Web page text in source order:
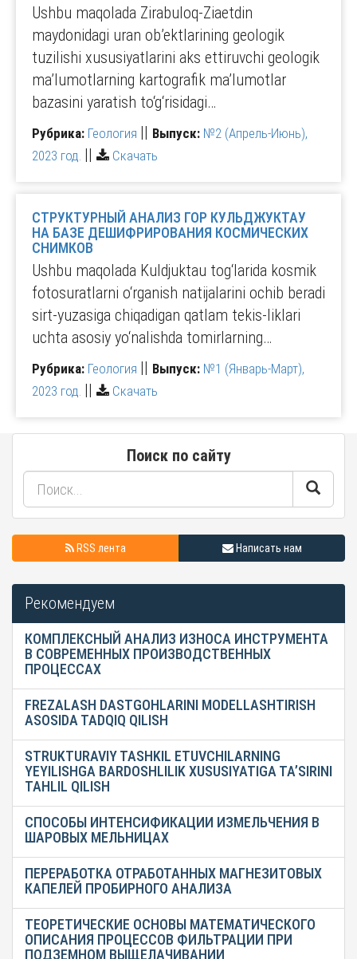
Ushbu maqolada Zirabuloq-Ziaetdin
maydonidagi uran obʼektlarining geologik
tuzilishi xususiyatlarini aks ettiruvchi geologik
maʼlumotlarning kartografik maʼlumotlar
bazasini yaratish to‘g‘risidagi…
Рубрика: Геология || Выпуск: №2 (Апрель-Июнь),
2023 год. || Скачать
СТРУКТУРНЫЙ АНАЛИЗ ГОР КУЛЬДЖУКТАУ
НА БАЗЕ ДЕШИФРИРОВАНИЯ КОСМИЧЕСКИХ
СНИМКОВ
Ushbu maqolada Kuldjuktau tog‘larida kosmik
fotosuratlarni o‘rganish natijalarini ochib beradi
sirt-yuzasiga chiqadigan qatlam tekis-liklari
uchta asosiy yo‘nalishda tomirlarning…
Рубрика: Геология || Выпуск: №1 (Январь-Март),
2023 год. || Скачать
Поиск по сайту
RSS лента Написать нам
Рекомендуем
КОМПЛЕКСНЫЙ АНАЛИЗ ИЗНОСА ИНСТРУМЕНТА
В СОВРЕМЕННЫХ ПРОИЗВОДСТВЕННЫХ
ПРОЦЕССАХ
FREZALASH DASTGOHLARINI MODELLASHTIRISH
ASOSIDA TADQIQ QILISH
STRUKTURAVIY TASHKIL ETUVCHILARNING
YEYILISHGA BARDOSHLILIK XUSUSIYATIGA TA’SIRINI
TAHLIL QILISH
СПОСОБЫ ИНТЕНСИФИКАЦИИ ИЗМЕЛЬЧЕНИЯ В
ШАРОВЫХ МЕЛЬНИЦАХ
ПЕРЕРАБОТКА ОТРАБОТАННЫХ МАГНЕЗИТОВЫХ
КАПЕЛЕЙ ПРОБИРНОГО АНАЛИЗА
ТЕОРЕТИЧЕСКИЕ ОСНОВЫ МАТЕМАТИЧЕСКОГО
ОПИСАНИЯ ПРОЦЕССОВ ФИЛЬТРАЦИИ ПРИ
ПОДЗЕМНОМ ВЫЩЕЛАЧИВАНИИ